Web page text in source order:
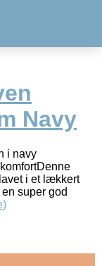
Navy
i navy
i et lækkert
super god